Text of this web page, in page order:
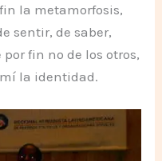
la metamorfosis,
sentir, de saber,
fin no de los otros,
la identidad.